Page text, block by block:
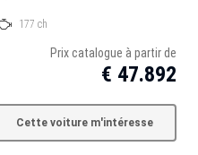
177 ch
Prix catalogue à partir de
€ 47.892
Cette voiture m'intéresse